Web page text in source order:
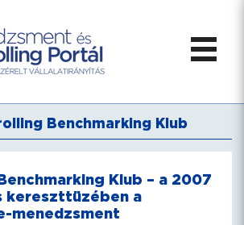
Benchmarking Klub
Klub – a 2007
kereszttüzében a
menedzsment